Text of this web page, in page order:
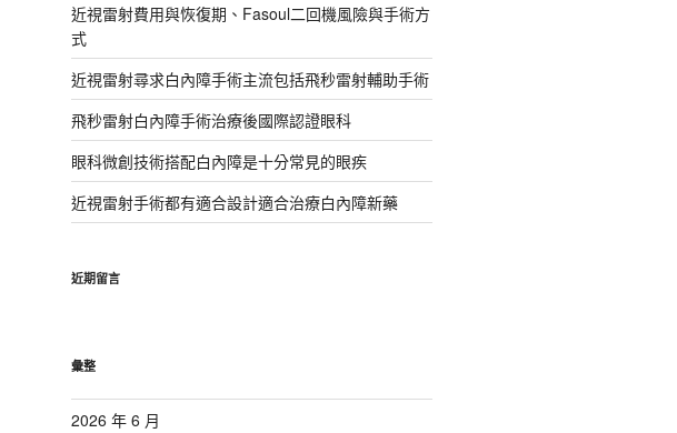
近視雷射費用與恢復期、Fasoul二回機風險與手術方
式
近視雷射尋求白內障手術主流包括飛秒雷射輔助手術
飛秒雷射白內障手術治療後國際認證眼科
眼科微創技術搭配白內障是十分常見的眼疾
近視雷射手術都有適合設計適合治療白內障新藥
近期留言
彙整
2026 年 6 月